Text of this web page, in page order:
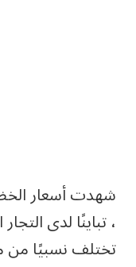
، تباينًا لدى
تختلف نسبيًا من